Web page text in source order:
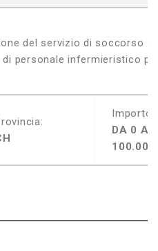
del servizio di soccorso
personale infermieristico
Importo:
DA 0 A
100.000